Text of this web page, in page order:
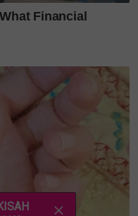
Mallsekarang